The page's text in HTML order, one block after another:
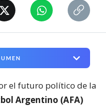
el futuro político de la
Argentino (AFA)